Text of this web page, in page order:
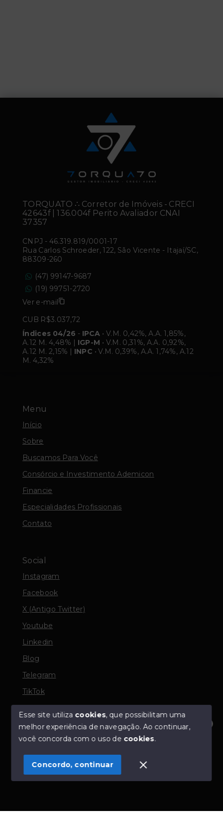
Olá! Estamos disponíveis para te ajudar.
Menu
Início
Sobre
Buscamos Para Você
Consórcio e Investimento Ademicon
Financie
Especialidades Profissionais
Contato
Social
Instagram
Facebook
X (Antigo Twitter)
Youtube
Linkedin
Blog
Telegram
TikTok
© Copyright 2026 - TORQUATO ∴ Corretor de Imóveis
- CRECI 42643f | 136.004f Perito Avaliador CNAI 37357
SITE PARA IMOBILIARIA
TORQUATO ∴ Corretor de Imóveis - CRECI
42643f | 136.004f Perito Avaliador CNAI
37357
CNPJ - 46.319.819/0001-17
Rua Carlos Schroeder, 122, São Vicente - Itajaí/SC,
88309-260
(47) 99147-9687
(19) 99751-2720
Ver e-mail
CUB R$3.037,72
Índices 04/26 - IPCA • V.M. 0,42%, A.A. 1,85%,
A.12 M. 4,48% | IGP-M • V.M. 0,31%, A.A. 0,92%,
A.12 M. 2,15% | INPC • V.M. 0,39%, A.A. 1,74%, A.12
M. 4,32%
Esse site utiliza cookies, que possibilitam uma
melhor experiência de navegação.Ao continuar,
você concorda com o uso de cookies.
Concordo, continuar